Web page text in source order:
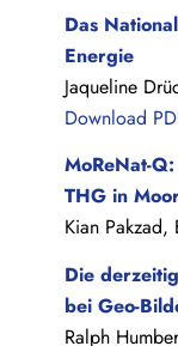
Das
Energie
Jaqueline
Download
THG in
Kian Pakzad,
Die
bei Geo-
Ralph